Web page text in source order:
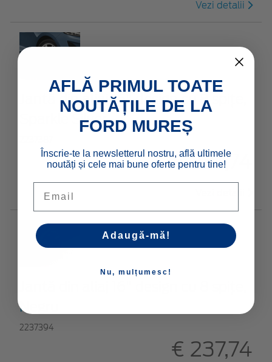
Vezi detalii
Jantă din aliaj 16" design cu 8 spițe,
Sparkle Silver
€ 237,74
Negru
2237394
€ 237,74
AFLĂ PRIMUL TOATE
NOUTĂȚILE DE LA
FORD MUREȘ
Înscrie-te la newsletterul nostru, află ultimele
noutăți și cele mai bune oferte pentru tine!
Adaugă-mă!
Nu, mulțumesc!